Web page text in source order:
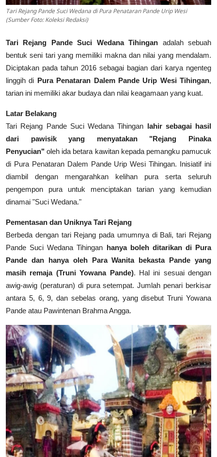
Tari Rejang Pande Suci Wedana di Pura Penataran Pande Urip Wesi
(Sumber Foto: Koleksi Redaksi)
Tari Rejang Pande Suci Wedana Tihingan adalah sebuah
bentuk seni tari yang memiliki makna dan nilai yang mendalam.
Diciptakan pada tahun 2016 sebagai bagian dari karya ngenteg
linggih di Pura Penataran Dalem Pande Urip Wesi Tihingan,
tarian ini memiliki akar budaya dan nilai keagamaan yang kuat.
Latar Belakang
Tari Rejang Pande Suci Wedana Tihingan lahir sebagai hasil
dari pawisik yang menyatakan "Rejang Pinaka
Penyucian" oleh ida betara kawitan kepada pemangku pamucuk
di Pura Penataran Dalem Pande Urip Wesi Tihingan. Inisiatif ini
diambil dengan mengarahkan kelihan pura serta seluruh
pengempon pura untuk menciptakan tarian yang kemudian
dinamai "Suci Wedana."
Pementasan dan Uniknya Tari Rejang
Berbeda dengan tari Rejang pada umumnya di Bali, tari Rejang
Pande Suci Wedana Tihingan hanya boleh ditarikan di Pura
Pande dan hanya oleh Para Wanita bekasta Pande yang
masih remaja (Truni Yowana Pande). Hal ini sesuai dengan
awig-awig (peraturan) di pura setempat. Jumlah penari berkisar
antara 5, 6, 9, dan sebelas orang, yang disebut Truni Yowana
Pande atau Pawintenan Brahma Angga.